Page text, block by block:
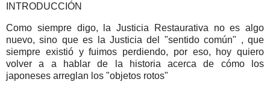
INTRODUCCIÓN
Como siempre digo, la Justicia Restaurativa no es algo
nuevo, sino que es la Justicia del "sentido común" , que
siempre existió y fuimos perdiendo, por eso, hoy quiero
volver a a hablar de la historia acerca de cómo los
japoneses arreglan los "objetos rotos"